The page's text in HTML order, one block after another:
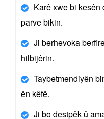
Karê xwe bi
parve bikin.
Ji berhevoka
hilbijêrin.
Taybetmendiyên
ên kêfê.
Ji bo destpêk û